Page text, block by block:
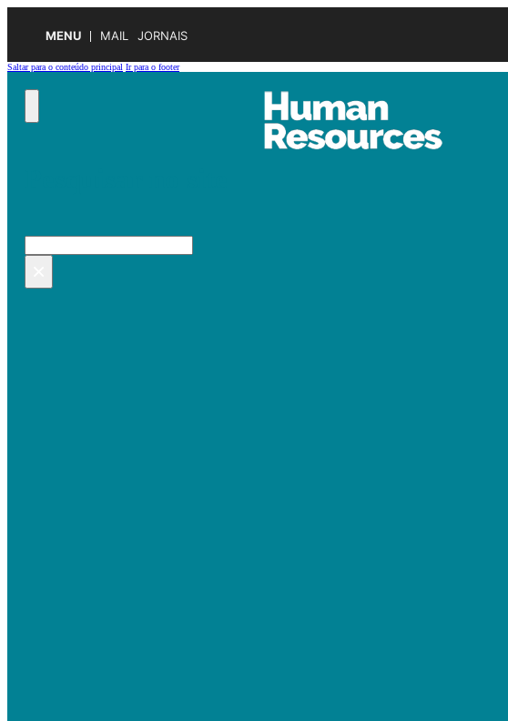
MENU MAIL JORNAIS
Saltar para o conteúdo principal Ir para o footer
Pesquisar